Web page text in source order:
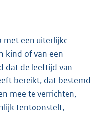
met een uiterlijke
kind of van een
dat de leeftijd van
bereikt, dat bestemd
mee te verrichten,
tentoonstelt,